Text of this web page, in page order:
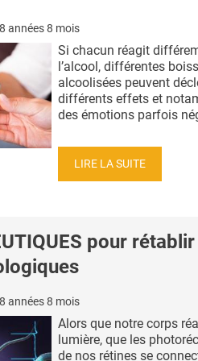
8 années 8 mois
Si chacun réagit
l’alcool, différentes
alcoolisées peuvent
différents effets et
des émotions parfois
LIRE LA SUITE
pour
8 années 8 mois
Alors que notre corps
lumière, que les
de nos rétines se